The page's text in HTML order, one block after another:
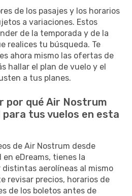
de los pasajes y los horarios
a variaciones. Estos
de la temporada y de la
realices tu búsqueda. Te
ahora mismo las ofertas de
hallar el plan de vuelo y el
a tus planes.
por qué Air Nostrum
para tus vuelos en esta
de Air Nostrum desde
en eDreams, tienes la
aerolíneas al mismo
revisar precios, horarios de
de los boletos antes de